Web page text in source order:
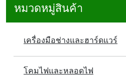
หมวดหมู่สินค้า
เครื่องมือช่างและฮาร์ดแวร์
โคมไฟและหลอดไฟ